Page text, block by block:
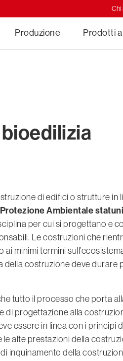
Chi
Produzione Prodotti
bioedilizia
di edifici o strutture in
Ambientale
per cui si progettano e
Le costruzioni che
minimi termini
della costruzione deve durare
tutto il processo che porta
di progettazione alla
essere in linea con i principi
le alte prestazioni della
inquinamento della